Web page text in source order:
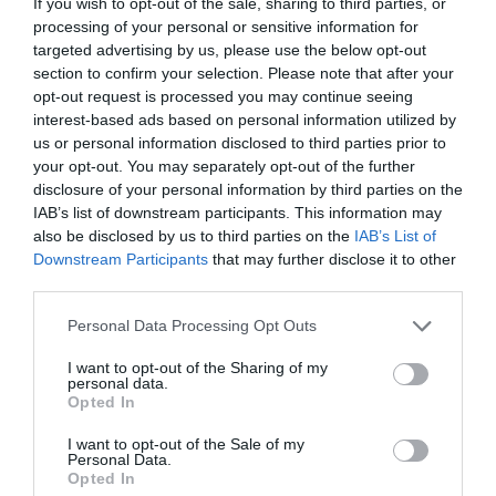
processing of your personal or sensitive information for
targeted advertising by us, please use the below opt-out
section to confirm your selection. Please note that after your
opt-out request is processed you may continue seeing
interest-based ads based on personal information utilized by
us or personal information disclosed to third parties prior to
your opt-out. You may separately opt-out of the further
disclosure of your personal information by third parties on the
IAB’s list of downstream participants. This information may
also be disclosed by us to third parties on the IAB’s List of
Downstream Participants that may further disclose it to other
Personal Data Processing Opt Outs
I want to opt-out of the Sharing of my
personal data.
Opted In
I want to opt-out of the Sale of my
Personal Data.
Opted In